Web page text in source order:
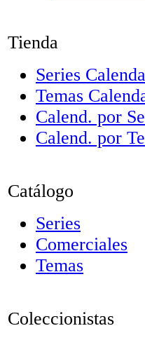
Tienda
Series
Temas
Calend. por
Calend. por
Catálogo
Series
Comerciales
Temas
Coleccionistas